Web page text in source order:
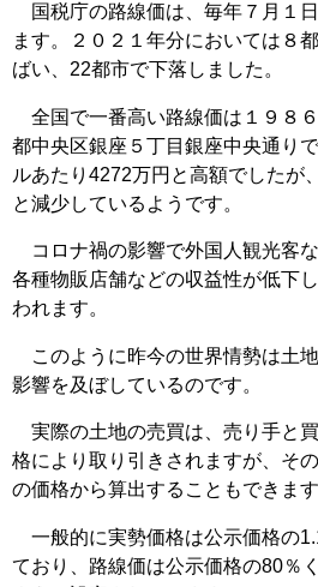
国税庁の路線価は、毎年７月１
ます。２０２１年分においては８
ばい、22都市で下落しました。
全国で一番高い路線価は１９８
都中央区銀座５丁目銀座中央通り
ルあたり4272万円と高額でしたが
と減少しているようです。
コロナ禍の影響で外国人観光客
各種物販店舗などの収益性が低下
われます。
このように昨今の世界情勢は土
影響を及ぼしているのです。
実際の土地の売買は、売り手と
格により取り引きされますが、そ
の価格から算出することもできます
一般的に実勢価格は公示価格の
ており、路線価は公示価格の80％